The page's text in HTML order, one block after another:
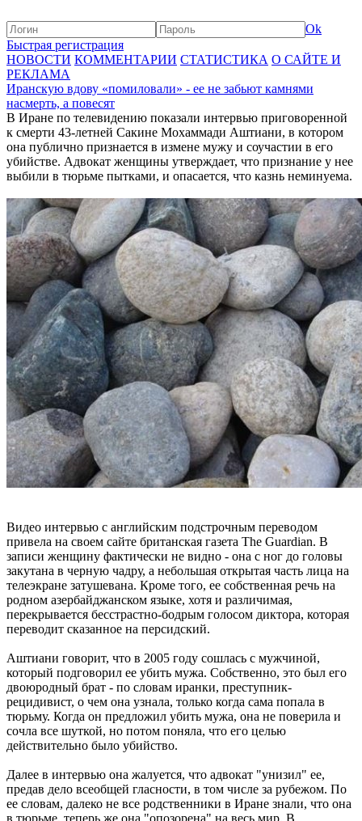
Ok
Быстрая регистрация
НОВОСТИ КОММЕНТАРИИ СТАТИСТИКА О САЙТЕ И
РЕКЛАМА
Иранскую вдову «помиловали» - ее не забьют камнями
насмерть, а повесят
В Иране по телевидению показали интервью приговоренной
к смерти 43-летней Сакине Мохаммади Аштиани, в котором
она публично признается в измене мужу и соучастии в его
убийстве. Адвокат женщины утверждает, что признание у нее
выбили в тюрьме пытками, и опасается, что казнь неминуема.
Видео интервью с английским подстрочным переводом
привела на своем сайте британская газета The Guardian. В
записи женщину фактически не видно - она с ног до головы
закутана в черную чадру, а небольшая открытая часть лица на
телеэкране затушевана. Кроме того, ее собственная речь на
родном азербайджанском языке, хотя и различимая,
перекрывается бесстрастно-бодрым голосом диктора, которая
переводит сказанное на персидский.
Аштиани говорит, что в 2005 году сошлась с мужчиной,
который подговорил ее убить мужа. Собственно, это был его
двоюродный брат - по словам иранки, преступник-
рецидивист, о чем она узнала, только когда сама попала в
тюрьму. Когда он предложил убить мужа, она не поверила и
сочла все шуткой, но потом поняла, что его целью
действительно было убийство.
Далее в интервью она жалуется, что адвокат "унизил" ее,
предав дело всеобщей гласности, в том числе за рубежом. По
ее словам, далеко не все родственники в Иране знали, что она
в тюрьме, теперь же она "опозорена" на весь мир. В